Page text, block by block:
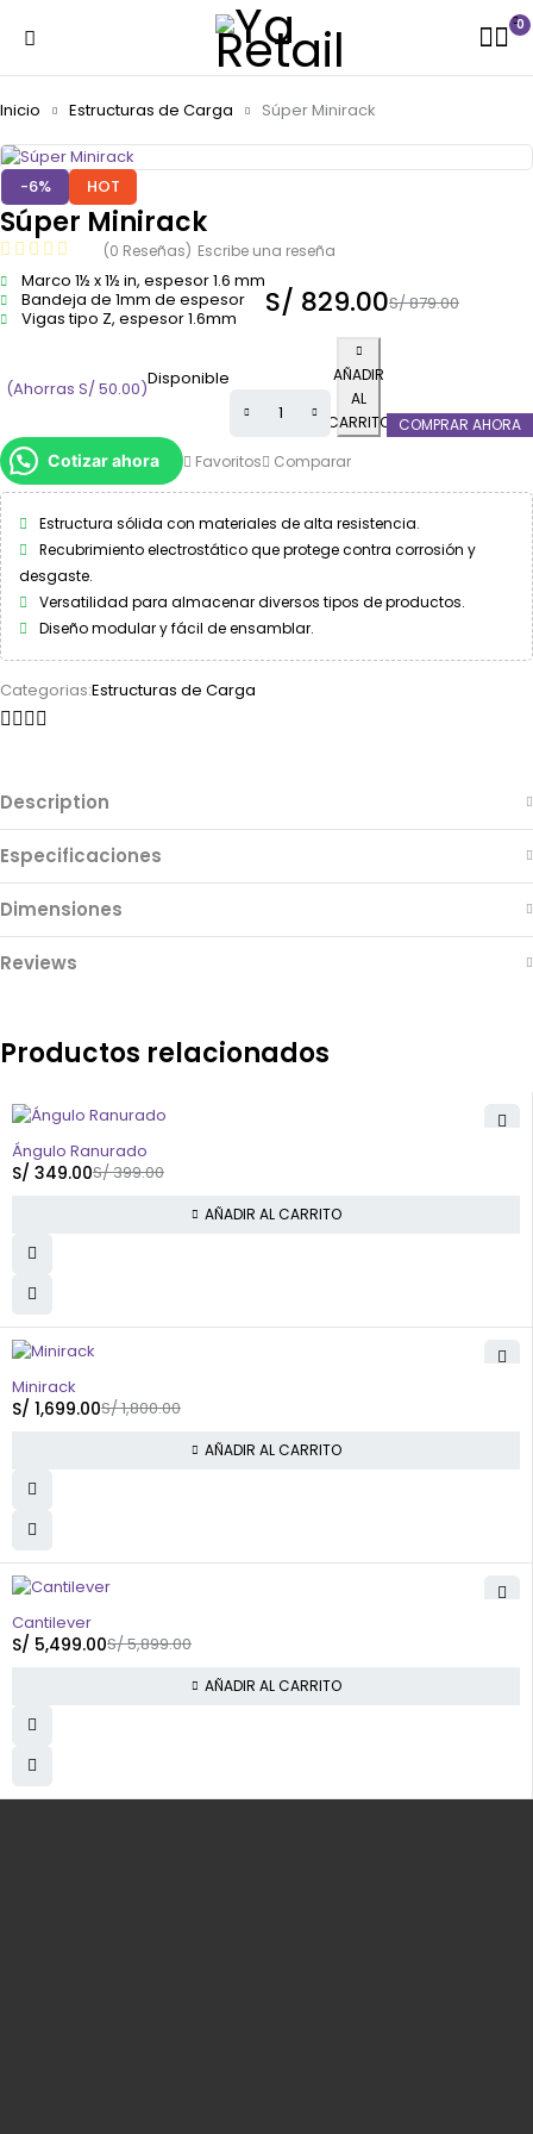
0
Inicio Estructuras de Carga Súper Minirack
-6% HOT
Súper Minirack
(0 Reseñas) Escribe una reseña
Marco 1½ x 1½ in, espesor 1.6 mm
Bandeja de 1mm de espesor
Vigas tipo Z, espesor 1.6mm
S/879.00
S/ 829.00
(Ahorras S/50.00)Disponible
AÑADIR
AL
CARRITO
COMPRAR AHORA
Cotizar ahora
Favoritos Comparar
Estructura sólida con materiales de alta resistencia.
Recubrimiento electrostático que protege contra corrosión y
desgaste.
Versatilidad para almacenar diversos tipos de productos.
Diseño modular y fácil de ensamblar.
Categorias:Estructuras de Carga
Description
Especificaciones
Dimensiones
Reviews
Productos relacionados
-13%
Ángulo Ranurado
S/399.00
S/ 349.00
AÑADIR AL CARRITO
Minirack
S/1,800.00
S/ 1,699.00
AÑADIR AL CARRITO
Cantilever
S/5,899.00
S/ 5,499.00
AÑADIR AL CARRITO